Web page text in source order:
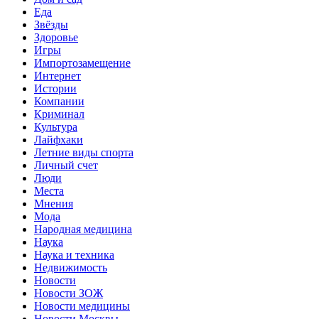
Еда
Звёзды
Здоровье
Игры
Импортозамещение
Интернет
Истории
Компании
Криминал
Культура
Лайфхаки
Летние виды спорта
Личный счет
Люди
Места
Мнения
Мода
Народная медицина
Наука
Наука и техника
Недвижимость
Новости
Новости ЗОЖ
Новости медицины